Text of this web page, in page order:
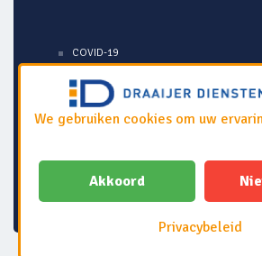
COVID-19
Over ons
Algemene voorwaarden
Onze locaties
We gebruiken cookies om uw
Akkoord
Privacybeleid